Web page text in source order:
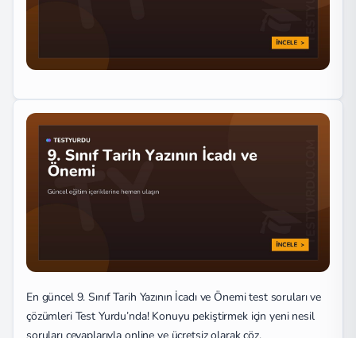
En güncel 9. Sınıf Tarih Yazının İcadı ve Önemi test soruları ve
çözümleri Test Yurdu’nda! Konuyu pekiştirmek için yeni nesil